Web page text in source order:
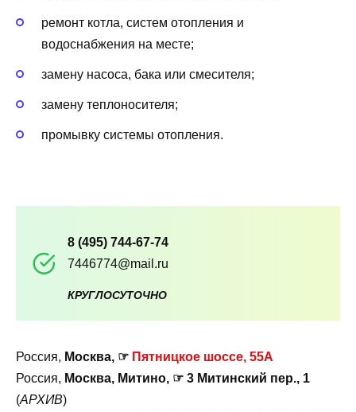
ремонт котла, систем отопления и
водоснабжения на месте;
замену насоса, бака или смесителя;
замену теплоносителя;
промывку системы отопления.
8 (495) 744-67-74
7446774@mail.ru
КРУГЛОСУТОЧНО
Россия, Москва, ☞ Пятницкое шоссе, 55А
Россия, Москва, Митино, ☞ 3 Митинский пер., 1
(АРХИВ)